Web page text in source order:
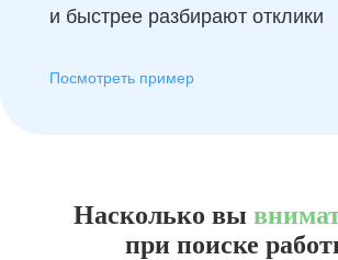
и быстрее разбирают отклики
Посмотреть пример
Насколько вы
при поиске